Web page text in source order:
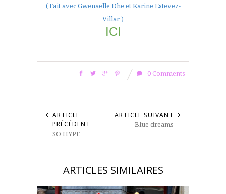
( Fait avec Gwenaelle Dhe et Karine Estevez-
Villar )
ICI
0 Comments
ARTICLE
PRÉCÉDENT
SO HYPE
ARTICLE SUIVANT
Blue dreams
ARTICLES SIMILAIRES